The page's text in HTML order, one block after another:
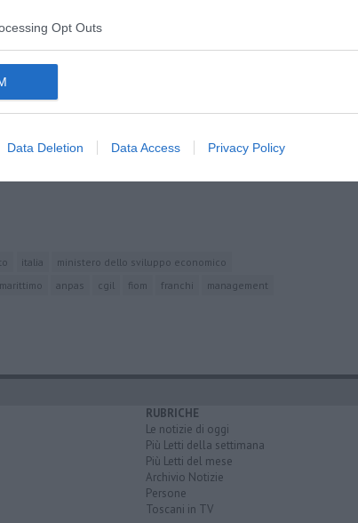
Opt Outs
Data Deletion Data Access Privacy Policy
allaNewsletter QUInews - ToscanaMedia.
casella di posta.
italia
ministero dello sviluppo economico
anpas cgil fiom franchi
management
RUBRICHE
Le notizie di oggi
Più Letti della settimana
Più Letti del mese
Archivio Notizie
Persone
Toscani in TV